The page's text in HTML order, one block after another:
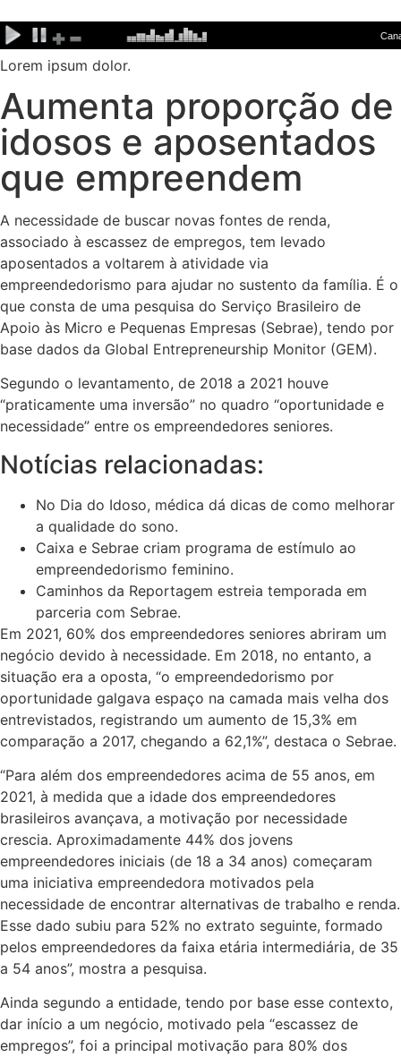
para
o
conteúdo
Lorem ipsum dolor.
Aumenta proporção de
idosos e aposentados
que empreendem
A necessidade de buscar novas fontes de renda,
associado à escassez de empregos, tem levado
aposentados a voltarem à atividade via
empreendedorismo para ajudar no sustento da família. É o
que consta de uma pesquisa do Serviço Brasileiro de
Apoio às Micro e Pequenas Empresas (Sebrae), tendo por
base dados da Global Entrepreneurship Monitor (GEM).
Segundo o levantamento, de 2018 a 2021 houve
“praticamente uma inversão” no quadro “oportunidade e
necessidade” entre os empreendedores seniores.
Notícias relacionadas:
No Dia do Idoso, médica dá dicas de como melhorar
a qualidade do sono.
Caixa e Sebrae criam programa de estímulo ao
empreendedorismo feminino.
Caminhos da Reportagem estreia temporada em
parceria com Sebrae.
Em 2021, 60% dos empreendedores seniores abriram um
negócio devido à necessidade. Em 2018, no entanto, a
situação era a oposta, “o empreendedorismo por
oportunidade galgava espaço na camada mais velha dos
entrevistados, registrando um aumento de 15,3% em
comparação a 2017, chegando a 62,1%”, destaca o Sebrae.
“Para além dos empreendedores acima de 55 anos, em
2021, à medida que a idade dos empreendedores
brasileiros avançava, a motivação por necessidade
crescia. Aproximadamente 44% dos jovens
empreendedores iniciais (de 18 a 34 anos) começaram
uma iniciativa empreendedora motivados pela
necessidade de encontrar alternativas de trabalho e renda.
Esse dado subiu para 52% no extrato seguinte, formado
pelos empreendedores da faixa etária intermediária, de 35
a 54 anos”, mostra a pesquisa.
Ainda segundo a entidade, tendo por base esse contexto,
dar início a um negócio, motivado pela “escassez de
empregos”, foi a principal motivação para 80% dos